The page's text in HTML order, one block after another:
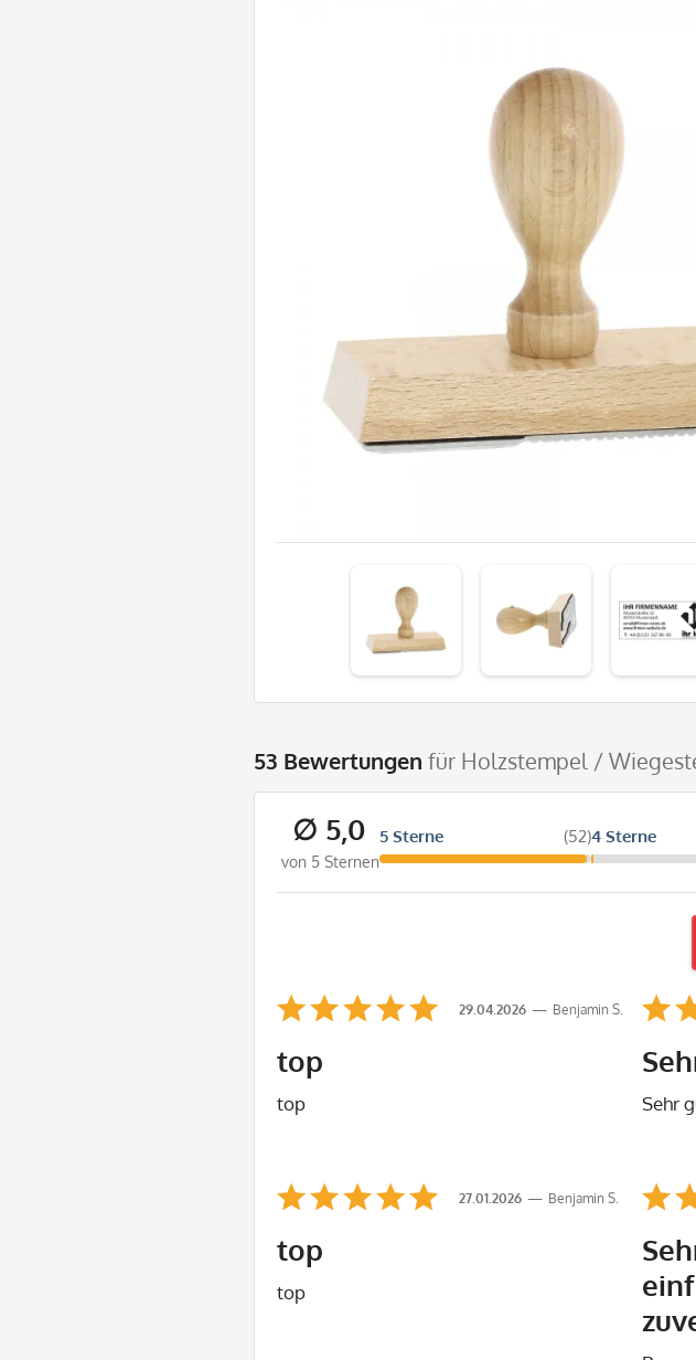
53 Bewertungen für Holzstempel /
∅ 5,0
von 5 Sternen
5 Sterne (52)4 Sterne
Benjamin S.
29.04.2026
top
top Sehr
Benjamin S.
27.01.2026
top
top